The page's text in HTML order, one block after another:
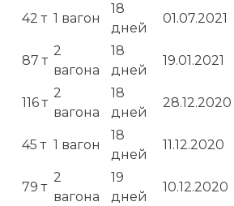
42 т 1 вагон
18
дней
01.07.2021
87 т
2
вагона
18
дней
19.01.2021
116 т
2
вагона
18
дней
28.12.2020
45 т 1 вагон
18
дней
11.12.2020
79 т
2
вагона
19
дней
10.12.2020